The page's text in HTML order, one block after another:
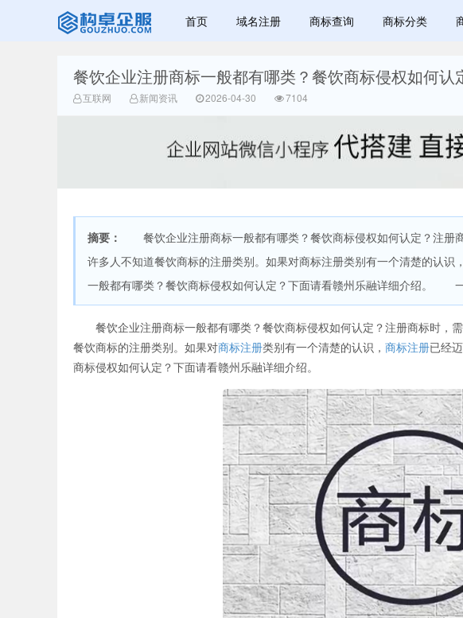
广美明度文化
首页 域名注册 商标查询 商标分类
餐饮企业注册商标一般都有哪类？餐饮商标侵权如何认
互联网 新闻资讯 2026-04-30 7104
摘要：
餐饮企业注册商标一般都有哪类？餐饮商标侵权如何认定？注册
许多人不知道餐饮商标的注册类别。如果对商标注册类别有一个清楚的认
一般都有哪类？餐饮商标侵权如何认定？下面请看赣州乐融详细介绍。
餐饮企业注册商标一般都有哪类？餐饮商标侵权如何认定？注册商标时，
餐饮商标的注册类别。如果对商标注册类别有一个清楚的认识， 商标注册已经
商标侵权如何认定？下面请看赣州乐融详细介绍。